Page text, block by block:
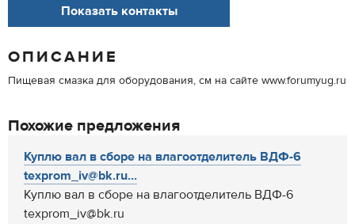
Показать контакты
ОПИСАНИЕ
Пищевая смазка для оборудования, см на сайте www.forumyug.ru
Похожие предложения
Куплю вал в сборе на влагоотделитель ВДФ-6
texprom_iv@bk.ru...
Куплю вал в сборе на влагоотделитель ВДФ-6
texprom_iv@bk.ru